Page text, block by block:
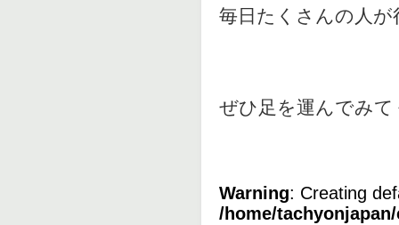
毎日たくさんの人
ぜひ足を運んでみ